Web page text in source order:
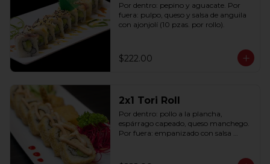
Por dentro: pepino y aguacate. Por
fuera: pulpo, queso y salsa de anguila
con ajonjolí (10 pzas. por rollo).
$222.00
2x1 Tori Roll
Por dentro: pollo a la plancha,
espárrago capeado, queso manchego.
Por fuera: empanizado con salsa